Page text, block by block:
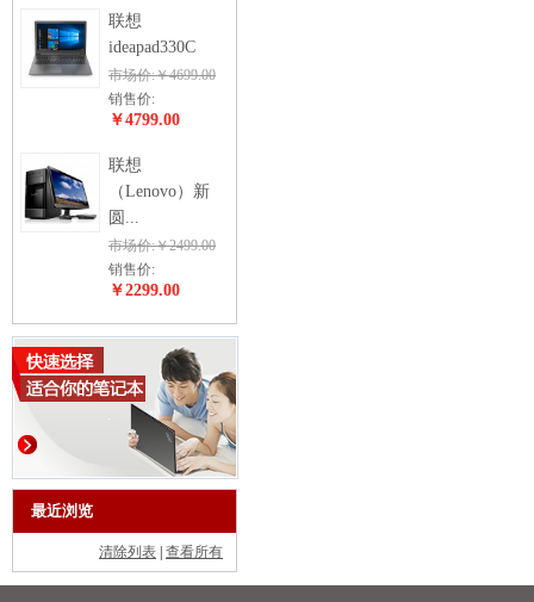
联想
ideapad330C
市场价:￥4699.00
销售价:
￥4799.00
联想
（Lenovo）新
圆...
市场价:￥2499.00
销售价:
￥2299.00
最近浏览
清除列表 查看所有